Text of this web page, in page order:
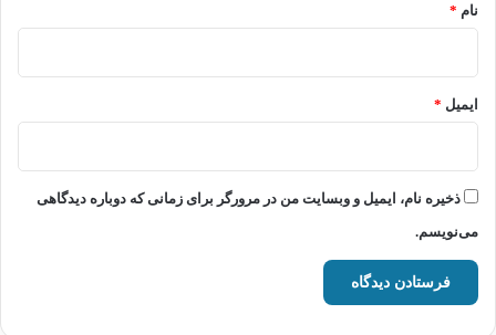
نام *
ایمیل *
ذخیره نام، ایمیل و وبسایت من در مرورگر برای زمانی که دوباره دیدگاهی
می‌نویسم.